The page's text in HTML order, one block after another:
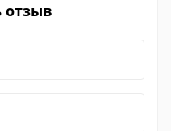
отзыв